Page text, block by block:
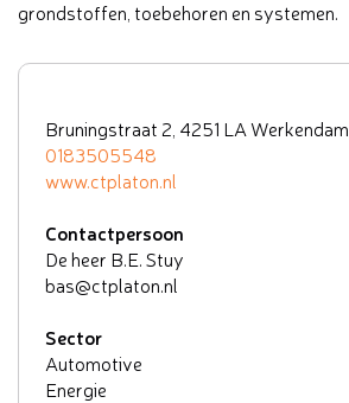
grondstoffen, toebehoren en systemen.
Bruningstraat 2, 4251 LA Werkendam
0183505548
www.ctplaton.nl
Contactpersoon
De heer B.E. Stuy
bas@ctplaton.nl
Sector
Automotive
Energie